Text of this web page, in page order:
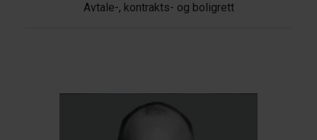
Avtale-, kontrakts- og boligrett